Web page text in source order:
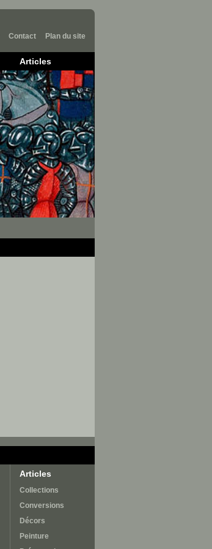
Contact Plan du site
Articles
Articles
Collections
Conversions
Décors
Peinture